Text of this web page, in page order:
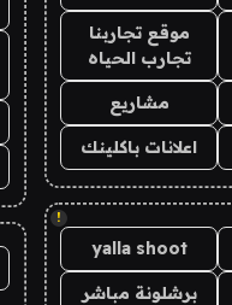
موقع تجاربنا
تجارب الحياه
مشاريع
اعلانات باكلينك
!
yalla shoot
برشلونة مباشر